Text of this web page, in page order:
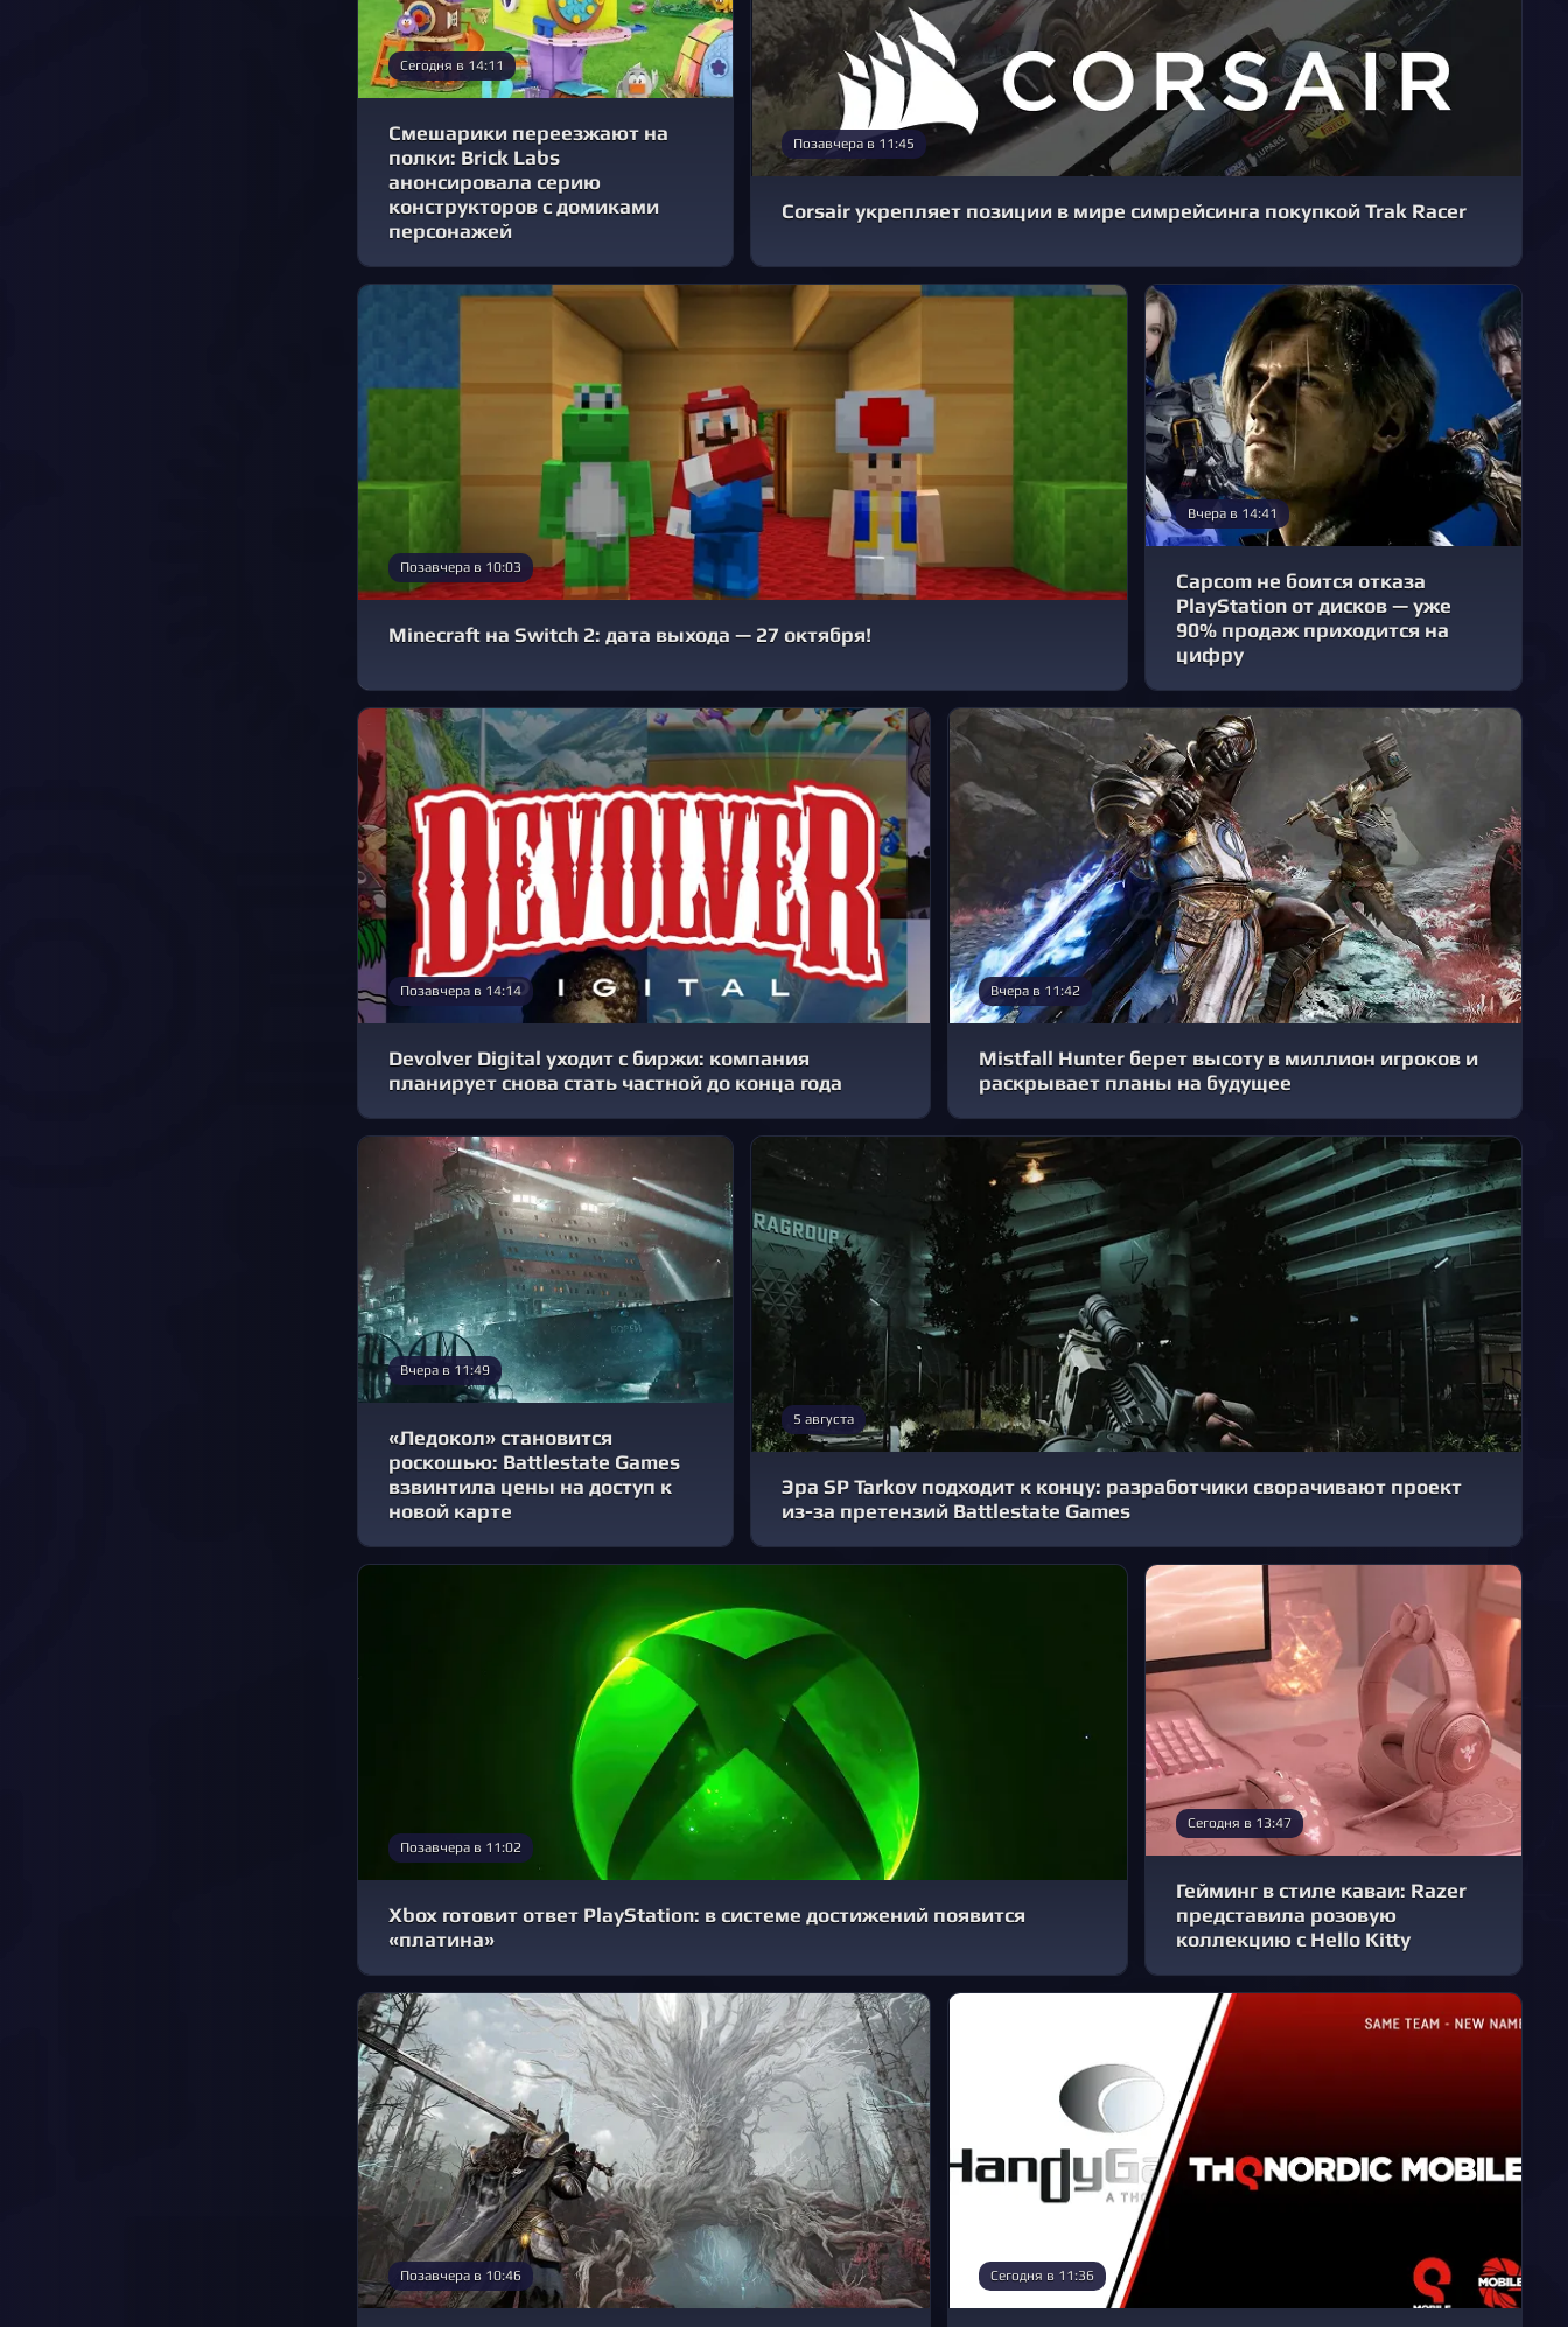
Сегодня в 14:11
Смешарики переезжают на
полки: Brick Labs
анонсировала серию
конструкторов с домиками
персонажей
Позавчера в 11:45
Corsair укрепляет позиции в мире симрейсинга покупкой Trak Racer
Позавчера в 10:03
Minecraft на Switch 2: дата выхода — 27 октября!
Вчера в 14:41
Capcom не боится отказа
PlayStation от дисков — уже
90% продаж приходится на
цифру
Позавчера в 14:14
Devolver Digital уходит с биржи: компания
планирует снова стать частной до конца года
Вчера в 11:42
Mistfall Hunter берет высоту в миллион игроков и
раскрывает планы на будущее
Вчера в 11:49
«Ледокол» становится
роскошью: Battlestate Games
взвинтила цены на доступ к
новой карте
5 августа
Эра SP Tarkov подходит к концу: разработчики сворачивают проект
из-за претензий Battlestate Games
Позавчера в 11:02
Xbox готовит ответ PlayStation: в системе достижений появится
«платина»
Сегодня в 13:47
Гейминг в стиле каваи: Razer
представила розовую
коллекцию с Hello Kitty
Позавчера в 10:46 Сегодня в 11:36